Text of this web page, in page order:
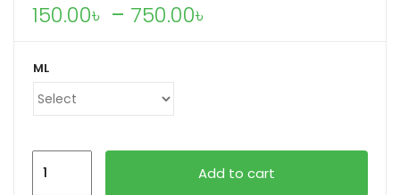
150.00৳ – 750.00৳
ML
Add to cart